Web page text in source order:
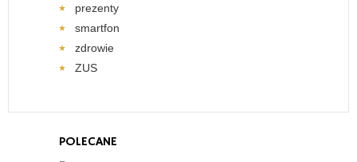
prezenty
smartfon
zdrowie
ZUS
POLECANE